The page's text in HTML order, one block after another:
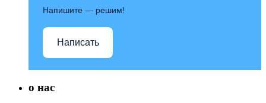
Напишите — решим!
Написать
о нас